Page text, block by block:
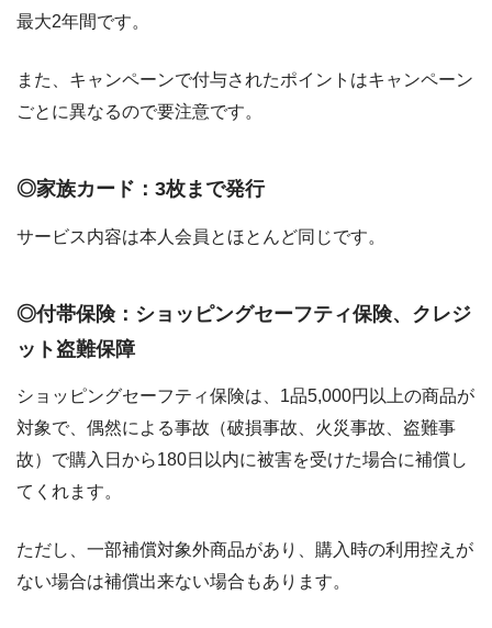
最大2年間です。
また、キャンペーンで付与されたポイントはキャンペーン
ごとに異なるので要注意です。
◎家族カード：3枚まで発行
サービス内容は本人会員とほとんど同じです。
◎付帯保険：ショッピングセーフティ保険、クレジ
ット盗難保障
ショッピングセーフティ保険は、1品5,000円以上の商品が
対象で、偶然による事故（破損事故、火災事故、盗難事
故）で購入日から180日以内に被害を受けた場合に補償し
てくれます。
ただし、一部補償対象外商品があり、購入時の利用控えが
ない場合は補償出来ない場合もあります。